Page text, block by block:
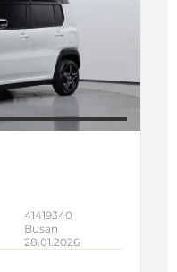
41419340
Busan
28.01.2026